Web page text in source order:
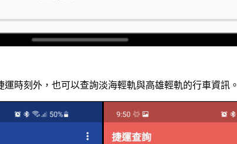
時刻外，也可以查詢淡海輕軌與高雄輕軌的行車資訊。